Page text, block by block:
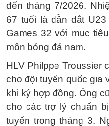
đến tháng 7/2026.
67 tuổi là dẫn dắt
Games 32 với mục
môn bóng đá nam.
HLV Philppe Troussier
cho đội tuyển quốc gia
khi ký hợp đồng. Ông
cho các trợ lý chuẩn
tuyển trong tháng 3.